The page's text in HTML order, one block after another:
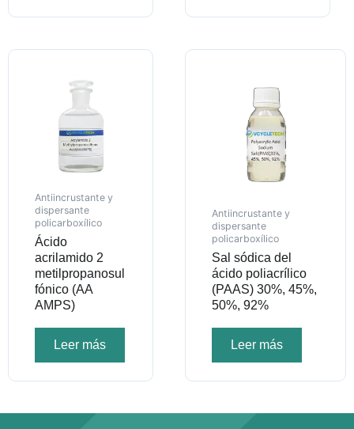
Antiincrustante y
dispersante
policarboxílico
Ácido
acrilamido 2
metilpropanosul
fónico (AA
AMPS)
Leer más
Antiincrustante y
dispersante
policarboxílico
Sal sódica del
ácido poliacrílico
(PAAS) 30%, 45%,
50%, 92%
Leer más